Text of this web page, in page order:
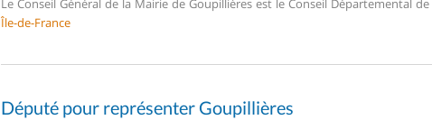
Le Conseil Général de la Mairie de Goupillières est le Conseil Départemental de
Île-de-France
Député pour représenter Goupillières